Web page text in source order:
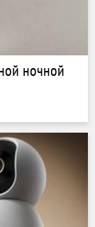
ночной